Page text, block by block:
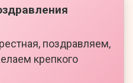
поздравляем,
крепкого